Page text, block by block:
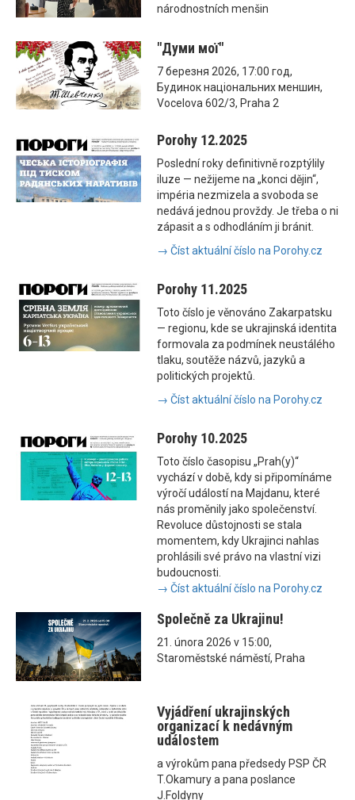
národnostních menšin
"Думи мої"
7 березня 2026, 17:00 год,
Будинок національних меншин,
Vocelova 602/3, Praha 2
Porohy 12.2025
Poslední roky definitivně rozptýlily
iluze — nežijeme na „konci dějin“,
impéria nezmizela a svoboda se
nedává jednou provždy. Je třeba o ni
zápasit a s odhodláním ji bránit.
→ Číst aktuální číslo na Porohy.cz
Porohy 11.2025
Toto číslo je věnováno Zakarpatsku
— regionu, kde se ukrajinská identita
formovala za podmínek neustálého
tlaku, soutěže názvů, jazyků a
politických projektů.
→ Číst aktuální číslo na Porohy.cz
Porohy 10.2025
Toto číslo časopisu „Prah(y)“
vychází v době, kdy si připomínáme
výročí událostí na Majdanu, které
nás proměnily jako společenství.
Revoluce důstojnosti se stala
momentem, kdy Ukrajinci nahlas
prohlásili své právo na vlastní vizi
budoucnosti.
→ Číst aktuální číslo na Porohy.cz
Společně za Ukrajinu!
21. února 2026 v 15:00,
Staroměstské náměstí, Praha
Vyjádření ukrajinských
organizací k nedávným
událostem
a výrokům pana předsedy PSP ČR
T.Okamury a pana poslance
J.Foldyny